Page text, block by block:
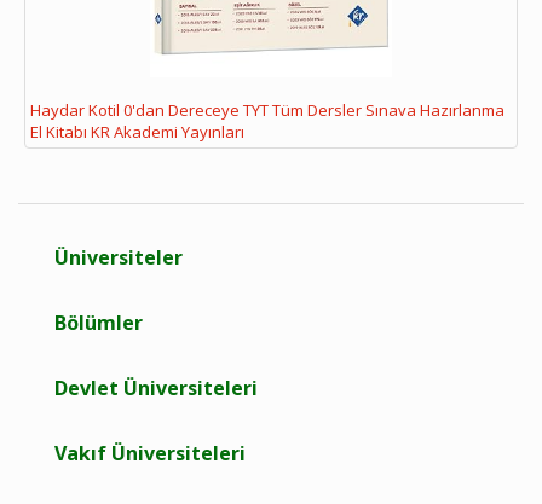
Haydar Kotil 0'dan Dereceye TYT Tüm Dersler Sınava Hazırlanma
El Kitabı KR Akademi Yayınları
Üniversiteler
Bölümler
Devlet Üniversiteleri
Vakıf Üniversiteleri